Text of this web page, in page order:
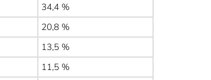
34,4 %
20,8 %
13,5 %
11,5 %